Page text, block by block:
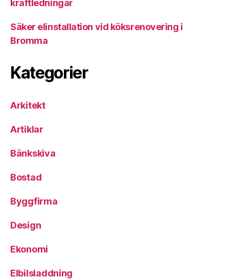
kraftledningar
Säker elinstallation vid köksrenovering i
Bromma
Kategorier
Arkitekt
Artiklar
Bänkskiva
Bostad
Byggfirma
Design
Ekonomi
Elbilsladdning